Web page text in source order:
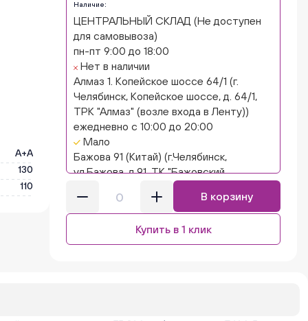
А+А
130
110
Наличие:
ЦЕНТРАЛЬНЫЙ СКЛАД (Не доступен
для самовывоза)
пн-пт 9:00 до 18:00
Нет в наличии
Алмаз 1. Копейское шоссе 64/1 (г.
Челябинск, Копейское шоссе, д. 64/1,
ТРК "Алмаз" (возле входа в Ленту))
ежедневно с 10:00 до 20:00
Мало
Бажова 91 (Китай) (г.Челябинск,
ул.Бажова, д.91, ТК "Бажовский,
островок "Кисло-сладкий Ниндзя")
ежедневно с 10:00 до 20:00
Мало
Бажова 91 Цветы (г. Челябинск,
ул.Бажова, д91/1 (на парковке))
В корзину
Купить в 1 клик